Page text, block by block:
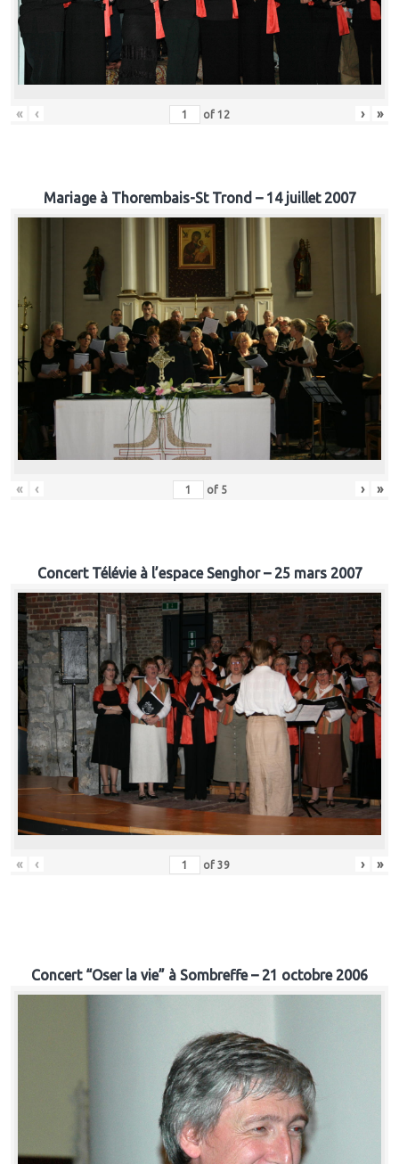
« ‹ of 12 › »
Mariage à Thorembais-St Trond – 14 juillet 2007
« ‹ of 5 › »
Concert Télévie à l’espace Senghor – 25 mars 2007
« ‹ of 39 › »
Concert “Oser la vie” à Sombreffe – 21 octobre 2006